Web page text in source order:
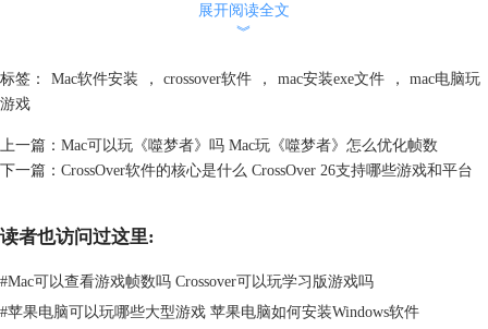
打开CrossOver，创建容器后就可以自由下载、安装游戏了。
展开阅读全文
︾
标签： Mac软件安装 ， crossover软件 ， mac安装exe文件 ，
mac电脑玩
游戏
上一篇： Mac可以玩《噬梦者》吗 Mac玩《噬梦者》怎么优化帧数
下一篇： CrossOver软件的核心是什么 CrossOver 26支持哪些游戏和平台
读者也访问过这里:
#Mac可以查看游戏帧数吗 Crossover可以玩学习版游戏吗
#苹果电脑可以玩哪些大型游戏 苹果电脑如何安装Windows软件